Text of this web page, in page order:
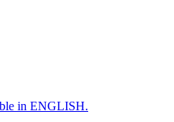
in ENGLISH.